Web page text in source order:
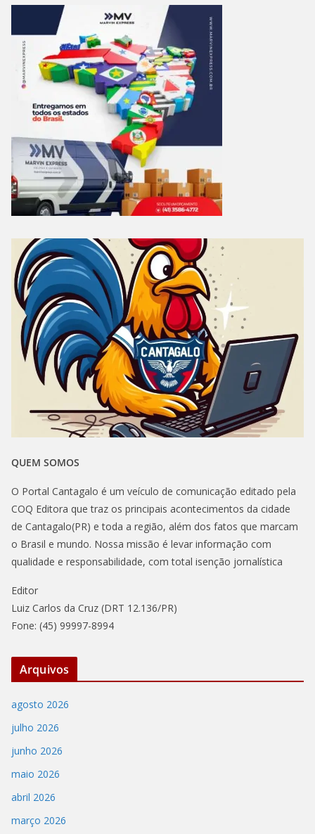
QUEM SOMOS
O Portal Cantagalo é um veículo de comunicação editado pela
COQ Editora que traz os principais acontecimentos da cidade
de Cantagalo(PR) e toda a região, além dos fatos que marcam
o Brasil e mundo. Nossa missão é levar informação com
qualidade e responsabilidade, com total isenção jornalística
Editor
Luiz Carlos da Cruz (DRT 12.136/PR)
Fone: (45) 99997-8994
Arquivos
agosto 2026
julho 2026
junho 2026
maio 2026
abril 2026
março 2026